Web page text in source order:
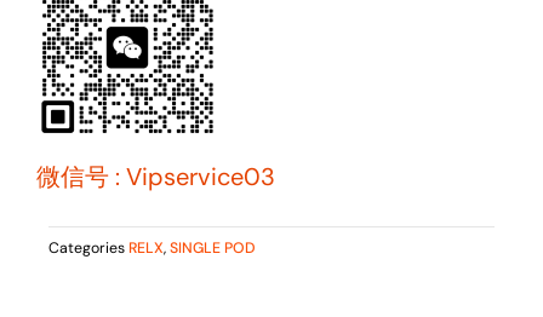
微信号 : Vipservice03
CategoriesRELX,SINGLE POD